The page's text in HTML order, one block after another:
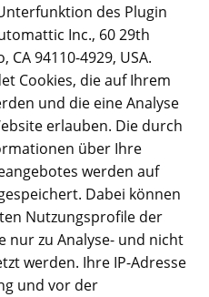
des Plugin
Inc., 60 29th
CA 94110-4929, USA.
Cookies, die auf Ihrem
und die eine Analyse
erlauben. Die durch
über Ihre
werden auf
Dabei können
Nutzungsprofile der
nur zu Analyse- und nicht
werden. Ihre IP-Adresse
und vor der